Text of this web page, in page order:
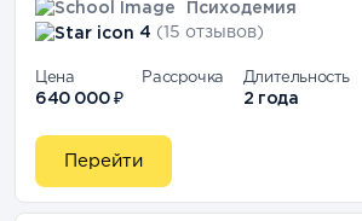
Психодемия
4 (15 отзывов)
Цена
640 000 ₽
Рассрочка Длительность
2 года
Перейти